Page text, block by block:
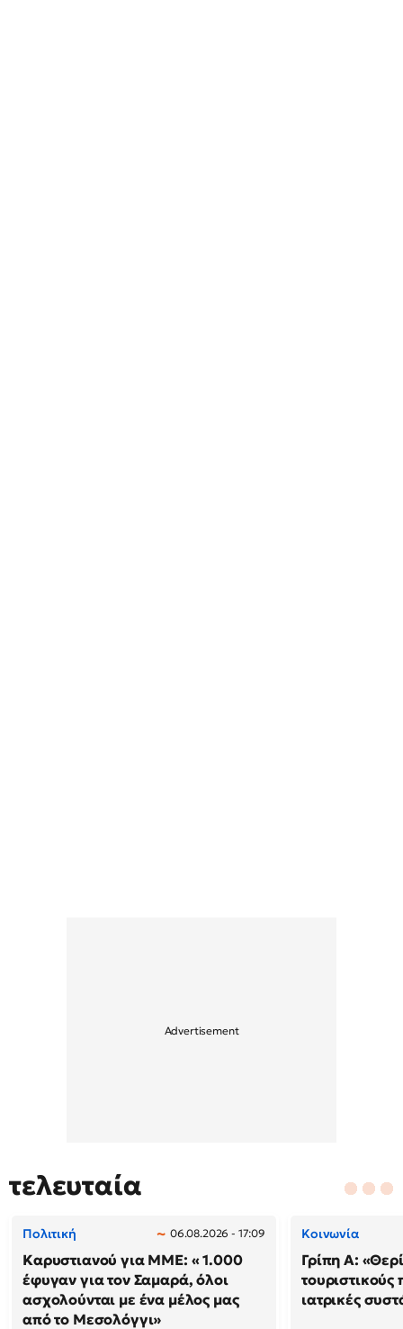
τελευταία
Πολιτική 06.08.2026 - 17:09
Καρυστιανού για ΜΜΕ: « 1.000
έφυγαν για τον Σαμαρά, όλοι
ασχολούνται με ένα μέλος μας
από το Μεσολόγγι»
Κοινωνία
Γρίπη Α:
ιατρικές